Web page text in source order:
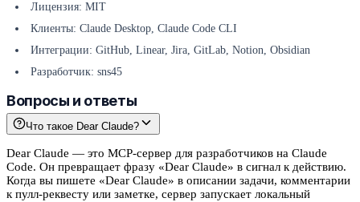
Лицензия: MIT
Клиенты: Claude Desktop, Claude Code CLI
Интеграции: GitHub, Linear, Jira, GitLab, Notion, Obsidian
Разработчик: sns45
Вопросы и ответы
Что такое Dear Claude?
Dear Claude — это MCP-сервер для разработчиков на Claude
Code. Он превращает фразу «Dear Claude» в сигнал к действию.
Когда вы пишете «Dear Claude» в описании задачи, комментарии
к пулл-реквесту или заметке, сервер запускает локальный